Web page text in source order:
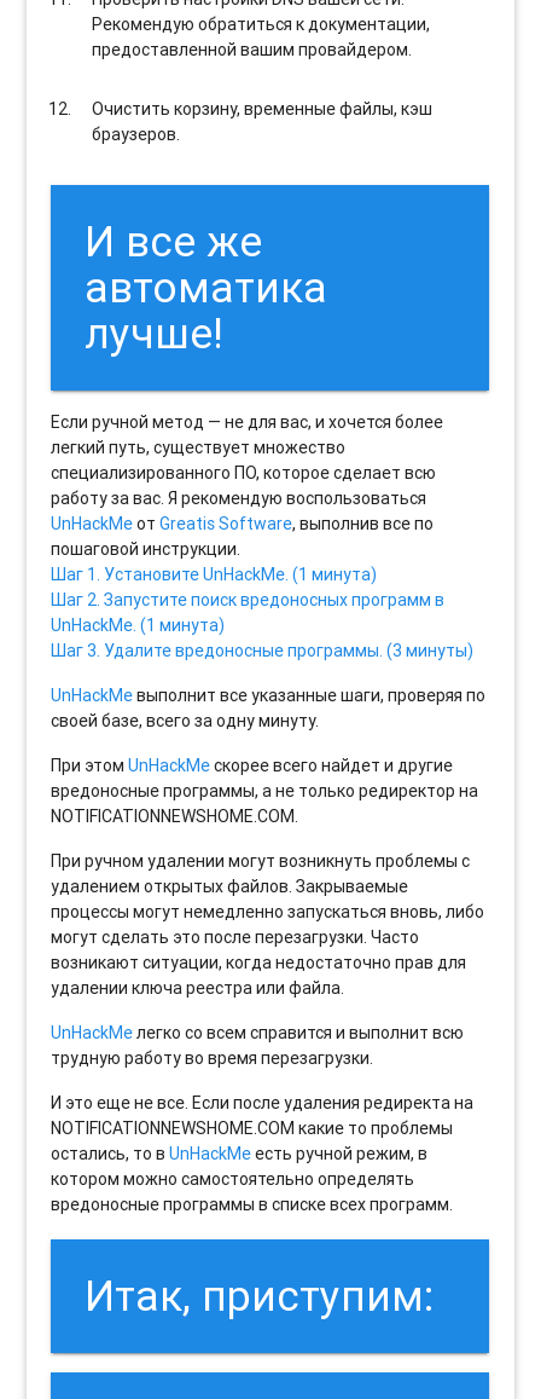
Рекомендую обратиться к документации,
предоставленной вашим провайдером.
Очистить корзину, временные файлы, кэш
браузеров.
И все же
автоматика
лучше!
Если ручной метод — не для вас, и хочется более
легкий путь, существует множество
специализированного ПО, которое сделает всю
работу за вас. Я рекомендую воспользоваться
UnHackMeотGreatis Software, выполнив все по
пошаговой инструкции.
Шаг 1. Установите UnHackMe. (1 минута)
Шаг 2. Запустите поиск вредоносных программ в
UnHackMe. (1 минута)
Шаг 3. Удалите вредоносные программы. (3 минуты)
UnHackMeвыполнит все указанные шаги, проверяя по
своей базе, всего за одну минуту.
При этомUnHackMeскорее всего найдет и другие
вредоносные программы, а не только редиректор на
NOTIFICATIONNEWSHOME.COM.
При ручном удалении могут возникнуть проблемы с
удалением открытых файлов. Закрываемые
процессы могут немедленно запускаться вновь, либо
могут сделать это после перезагрузки. Часто
возникают ситуации, когда недостаточно прав для
удалении ключа реестра или файла.
UnHackMeлегко со всем справится и выполнит всю
трудную работу во время перезагрузки.
И это еще не все. Если после удаления редиректа на
NOTIFICATIONNEWSHOME.COM какие то проблемы
остались, то вUnHackMeесть ручной режим, в
котором можно самостоятельно определять
вредоносные программы в списке всех программ.
Итак, приступим: